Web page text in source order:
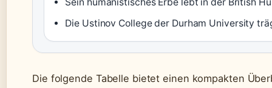
Die Ustinov College der Durham University
Die folgende Tabelle bietet einen kompakten